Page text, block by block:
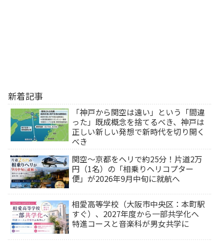
新着記事
「神戸から関空は遠い」という「間違
った」既成概念を捨てるべき、神戸は
正しい新しい発想で新時代を切り開く
べき
関空～京都をヘリで約25分！片道2万
円（1名）の「相乗りヘリコプター
便」が2026年9月中旬に就航へ
相愛高等学校（大阪市中央区：本町駅
すぐ）、2027年度から一部共学化へ
特進コースと音楽科が男女共学に